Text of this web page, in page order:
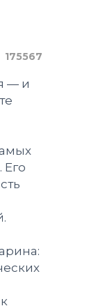
175567
— и
Его